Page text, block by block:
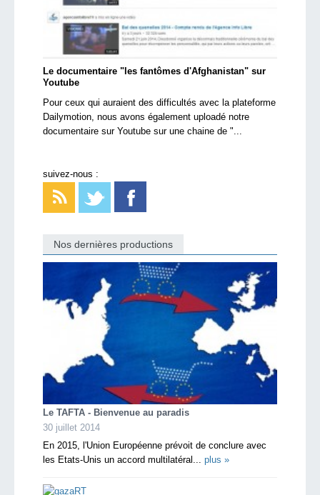
Le documentaire "les fantômes d'Afghanistan" sur
Youtube
Pour ceux qui auraient des difficultés avec la plateforme
Dailymotion, nous avons également uploadé notre
documentaire sur Youtube sur une chaine de "...
suivez-nous :
Nos dernières productions
Le TAFTA - Bienvenue au paradis
30 juillet 2014
En 2015, l'Union Européenne prévoit de conclure avec
les Etats-Unis un accord multilatéral... plus »